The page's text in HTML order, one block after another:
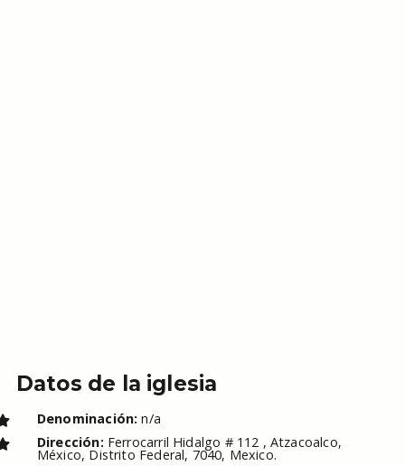
Datos de la iglesia
Denominación: n/a
Dirección: Ferrocarril Hidalgo # 112 , Atzacoalco,
México, Distrito Federal, 7040, Mexico.